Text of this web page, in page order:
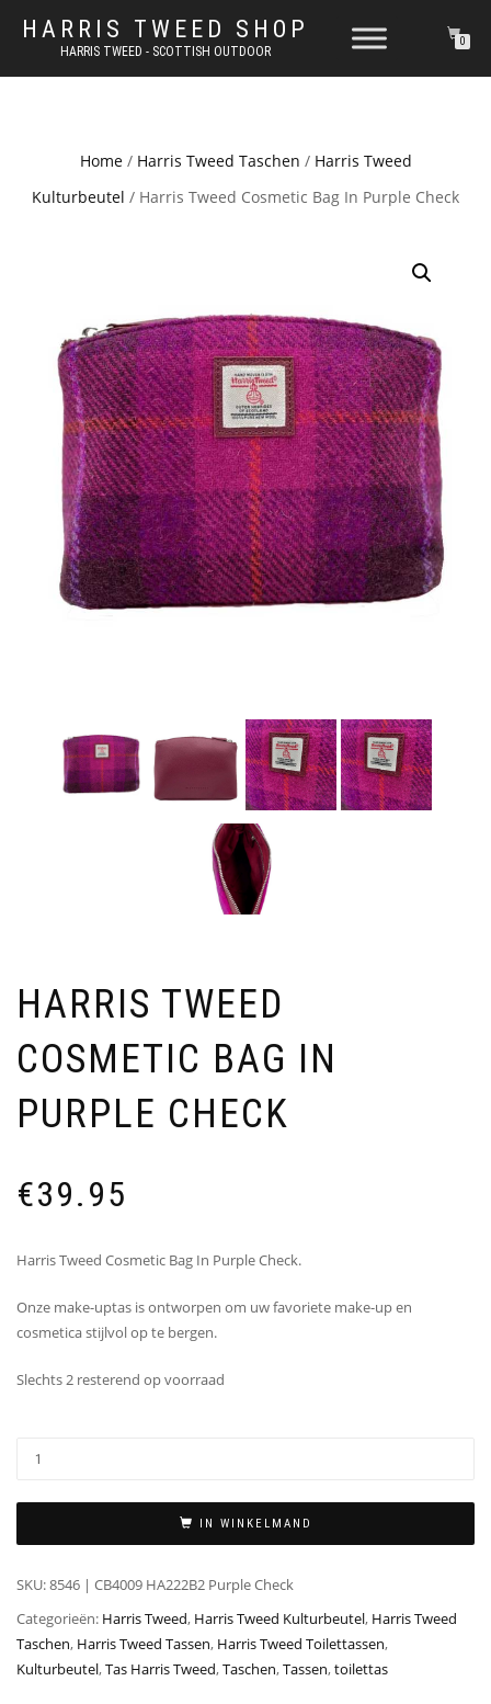
HARRIS TWEED SHOP
HARRIS TWEED - SCOTTISH OUTDOOR
0
Home/ Harris Tweed Taschen / Harris Tweed
Kulturbeutel / Harris Tweed Cosmetic Bag In Purple Check
HARRIS TWEED
COSMETIC BAG IN
PURPLE CHECK
€39.95
Harris Tweed Cosmetic Bag In Purple Check.
Onze make-uptas is ontworpen om uw favoriete make-up en
cosmetica stijlvol op te bergen.
Slechts 2 resterend op voorraad
IN WINKELMAND
SKU:8546 | CB4009 HA222B2 Purple Check
Categorieën: Harris Tweed, Harris Tweed Kulturbeutel, Harris Tweed
Taschen, Harris Tweed Tassen, Harris Tweed Toilettassen,
Kulturbeutel,Tas Harris Tweed,Taschen,Tassen,toilettas